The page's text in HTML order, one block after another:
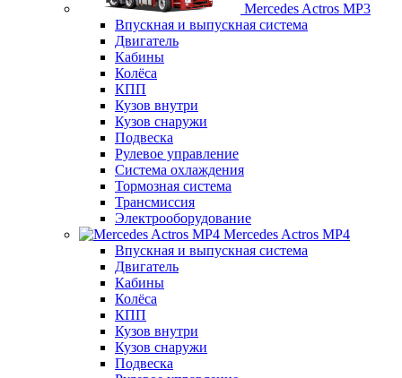
Mercedes Actros MP3
Впускная и выпускная система
Двигатель
Кабины
Колёса
КПП
Кузов внутри
Кузов снаружи
Подвеска
Рулевое управление
Система охлаждения
Тормозная система
Трансмиссия
Электрооборудование
Mercedes Actros MP4
Впускная и выпускная система
Двигатель
Кабины
Колёса
КПП
Кузов внутри
Кузов снаружи
Подвеска